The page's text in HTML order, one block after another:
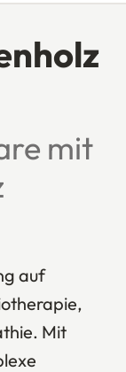
mit
auf
Mit